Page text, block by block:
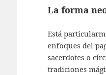
La forma
Está
enfoques del
sacerdotes o
tradiciones